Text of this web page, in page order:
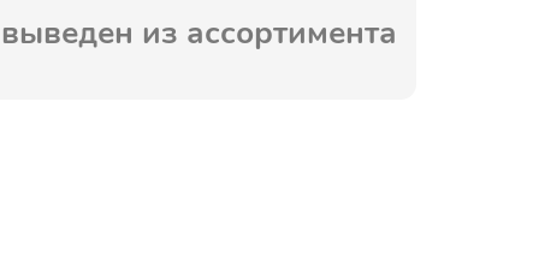
выведен из ассортимента